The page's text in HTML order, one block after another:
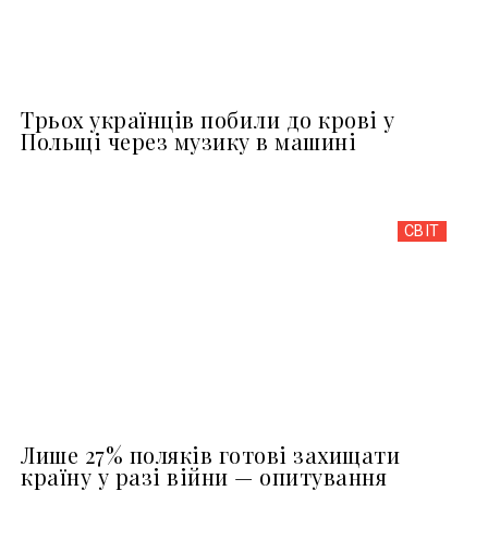
Трьох українців побили до крові у
Польщі через музику в машині
СВІТ
Лише 27% поляків готові захищати
країну у разі війни — опитування